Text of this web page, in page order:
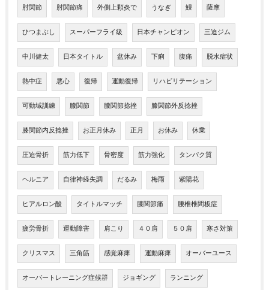
肘関節 肘関節痛 外側上顆炎で うなぎ 鰻 薩摩
ひつまぶし スーパーフライ級 日本チャンピオン 三迫ジム
中川健太 日本タイトル 盆休み 下痢 腹痛 脱水症状
熱中症 悪心 復帰 運動復帰 リハビリテーション
可動域訓練 膝関節 膝関節捻挫 膝関節外反捻挫
膝関節内反捻挫 お正月休み 正月 お休み 休業
圧迫骨折 筋力低下 骨密度 筋力強化 タンパク質
ヘルニア 自律神経失調 だるみ 梅雨 紫陽花
ヒアルロン酸 タイトルマッチ 膝関節痛 腰椎椎間板症
疲労骨折 運動障害 肩こり ４０肩 ５０肩 寒さ対策
クリスマス 三角筋 感覚麻痺 運動麻痺 オーバーユース
オーバートレーニング症候群 ジョギング ランニング